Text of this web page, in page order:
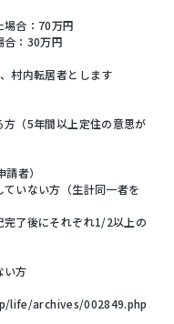
場合：70万円
合：30万円
村内転居者とします
方（5年間以上定住の意思が
者）
いない方（生計同一者を
完了後にそれぞれ1/2以上の
い方
life/archives/002849.php